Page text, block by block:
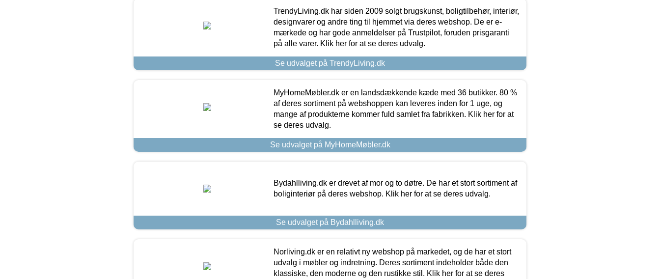
TrendyLiving.dk har siden 2009 solgt brugskunst, boligtilbehør, interiør,
designvarer og andre ting til hjemmet via deres webshop. De er e-
mærkede og har gode anmeldelser på Trustpilot, foruden prisgaranti
på alle varer. Klik her for at se deres udvalg.
Se udvalget på TrendyLiving.dk
MyHomeMøbler.dk er en landsdækkende kæde med 36 butikker. 80 %
af deres sortiment på webshoppen kan leveres inden for 1 uge, og
mange af produkterne kommer fuld samlet fra fabrikken. Klik her for at
se deres udvalg.
Se udvalget på MyHomeMøbler.dk
Bydahlliving.dk er drevet af mor og to døtre. De har et stort sortiment af
boliginteriør på deres webshop. Klik her for at se deres udvalg.
Se udvalget på Bydahlliving.dk
Norliving.dk er en relativt ny webshop på markedet, og de har et stort
udvalg i møbler og indretning. Deres sortiment indeholder både den
klassiske, den moderne og den rustikke stil. Klik her for at se deres